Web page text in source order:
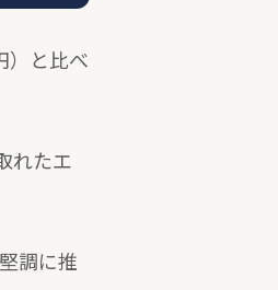
）と比べ
れたエ
調に推